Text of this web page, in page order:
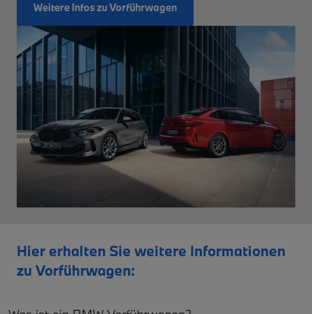
Weitere Infos zu Vorführwagen
Hier erhalten Sie weitere Informationen
zu Vorführwagen: